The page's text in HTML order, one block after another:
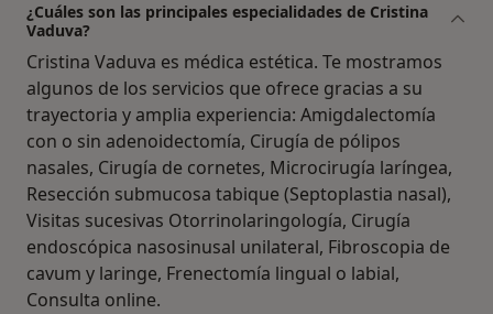
¿Cuáles son las principales especialidades de Cristina
Vaduva?
Cristina Vaduva es médica estética. Te mostramos
algunos de los servicios que ofrece gracias a su
trayectoria y amplia experiencia: Amigdalectomía
con o sin adenoidectomía, Cirugía de pólipos
nasales, Cirugía de cornetes, Microcirugía laríngea,
Resección submucosa tabique (Septoplastia nasal),
Visitas sucesivas Otorrinolaringología, Cirugía
endoscópica nasosinusal unilateral, Fibroscopia de
cavum y laringe, Frenectomía lingual o labial,
Consulta online.